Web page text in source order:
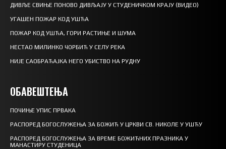
ДИВЉЕ СВИЊЕ ПОНОВО ДИВЉАЈУ У СТУДЕНИЧКОМ КРАЈУ (ВИДЕО)
УГАШЕН ПОЖАР КОД УШЋА
ПОЖАР КОД УШЋА, ГОРИ РАСТИЊЕ И ШУМА
НЕСТАО МИЛИНКО ЧОРБИЋ У СЕЛУ РЕКА
НИЈЕ САОБРАЋАЈКА НЕГО УБИСТВО НА РУДНУ
ОБАВЕШТЕЊА
ПОЧИЊЕ УПИС ПРВАКА
РАСПОРЕД БОГОСЛУЖЕЊА ЗА БОЖИЋ У ЦРКВИ СВ. НИКОЛЕ У УШЋУ
РАСПОРЕД БОГОСЛУЖЕЊА ЗА ВРЕМЕ БОЖИЋНИХ ПРАЗНИКА У
МАНАСТИРУ СТУДЕНИЦА